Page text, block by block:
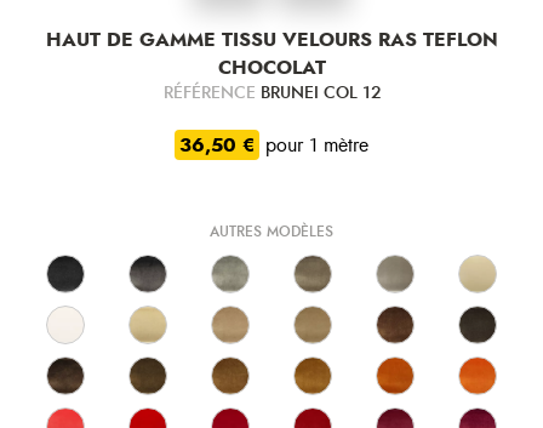
HAUT DE GAMME TISSU VELOURS RAS TEFLON
CHOCOLAT
RÉFÉRENCE BRUNEI COL 12
36,50 € pour 1 mètre
AUTRES MODÈLES